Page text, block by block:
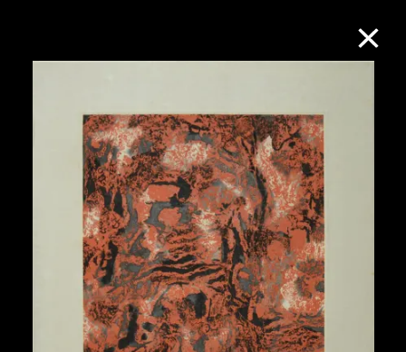
进一步筛选
关于M+藏品
探索世界顶级的二十及二十一世纪视觉